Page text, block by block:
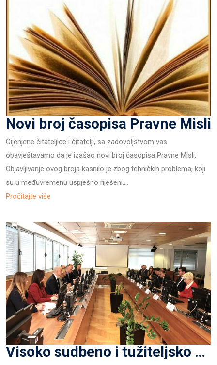
Novi broj časopisa Pravne Misli
Cijenjene čitateljice i čitatelji, sa zadovoljstvom vas
obavještavamo da je izašao novi broj časopisa Pravne Misli.
Objavljivanje ovog broja kasnilo je zbog tehničkih problema, koji
su u međuvremenu uspješno riješeni.…
Pročitajte više
Visoko sudbeno i tužiteljsko vijeće Bosne i Hercegovine (VSTV BiH) organiziralo je poseban sastanak predstavnika sudbene i izvršne vlasti na razini Federacije Bosne i Hercegovine